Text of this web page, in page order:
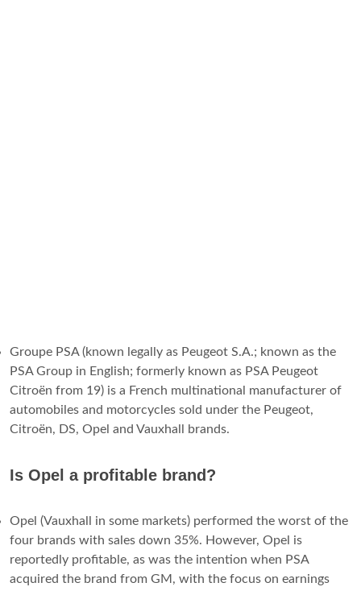
Groupe PSA (known legally as Peugeot S.A.; known as the
PSA Group in English; formerly known as PSA Peugeot
Citroën from 19) is a French multinational manufacturer of
automobiles and motorcycles sold under the Peugeot,
Citroën, DS, Opel and Vauxhall brands.
Is Opel a profitable brand?
Opel (Vauxhall in some markets) performed the worst of the
four brands with sales down 35%. However, Opel is
reportedly profitable, as was the intention when PSA
acquired the brand from GM, with the focus on earnings